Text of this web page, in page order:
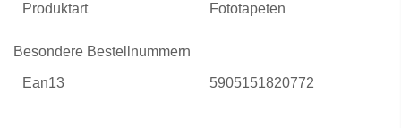
Produktart Fototapeten
Besondere Bestellnummern
Ean13 5905151820772